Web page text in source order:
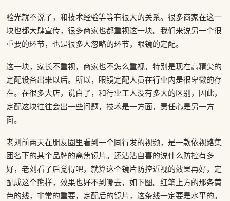
验光就不说了，和技术经验等等有很大的关系。很多商家在这一
块也都大肆宣传，很多商家也都重视这一块。我们来说另一个很
重要的环节，也是很多人忽略的环节，眼镜的定配。
这一块，家长不重视，商家也不怎么重视，特别是现在高精尖的
定配设备出来以后。所以，眼镜定配人员在行业内是很卑微的存
在。在很多大店，说白了，和行业工人没有多大的区别，因此，
定配这块往往会出一些问题，技术是一方面，责任心是另一方
面。
老刘前两天在朋友圈里看到一个同行发的视频，是一款依视路集
团名下的某个品牌的离焦镜片。还沾沾自喜的说什么防控有多
好，老刘看了后觉得吧，就算这个镜片防控近视的效果再好，定
配成这个熊样，效果也好不到哪去，如下图。红笔上方的那条黄
色的线，非常的重要，定配后的镜片，这条线一定要是水平的。